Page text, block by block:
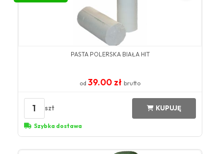
PASTA POLERSKA BIAŁA HIT
od 39.00 zł brutto
1 szt KUPUJĘ
Szybka dostawa